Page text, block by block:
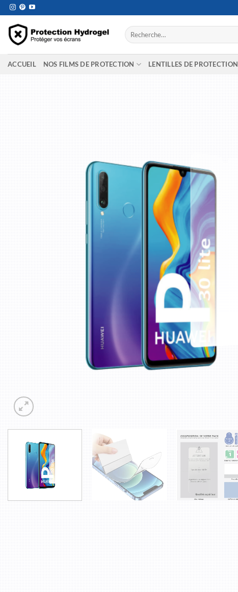
Passer
au
contenu
Recherche
pour :
ACCUEIL NOS FILMS DE PROTECTION LENTILLES DE PROTECTION